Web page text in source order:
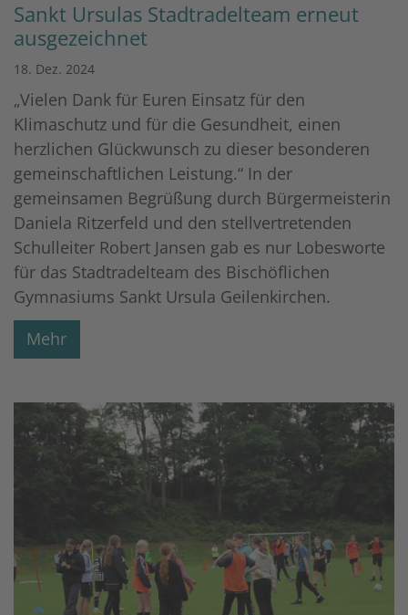
Sankt Ursulas Stadtradelteam erneut
ausgezeichnet
18. Dez. 2024
„Vielen Dank für Euren Einsatz für den
Klimaschutz und für die Gesundheit, einen
herzlichen Glückwunsch zu dieser besonderen
gemeinschaftlichen Leistung.“ In der
gemeinsamen Begrüßung durch Bürgermeisterin
Daniela Ritzerfeld und den stellvertretenden
Schulleiter Robert Jansen gab es nur Lobesworte
für das Stadtradelteam des Bischöflichen
Gymnasiums Sankt Ursula Geilenkirchen.
Mehr